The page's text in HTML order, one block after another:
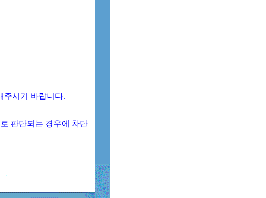
주시기 바랍니다.
판단되는 경우에 차단